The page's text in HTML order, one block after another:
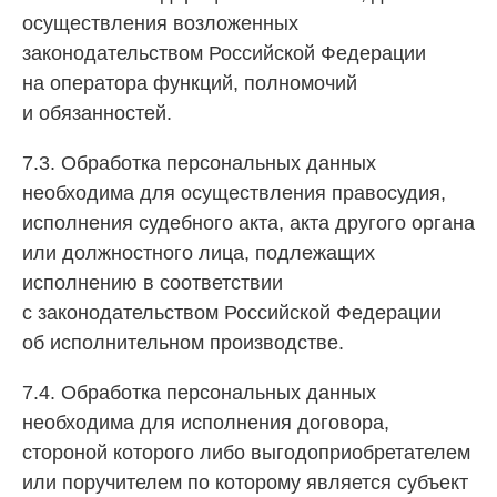
осуществления возложенных
законодательством Российской Федерации
на оператора функций, полномочий
и обязанностей.
7.3. Обработка персональных данных
необходима для осуществления правосудия,
исполнения судебного акта, акта другого органа
или должностного лица, подлежащих
исполнению в соответствии
с законодательством Российской Федерации
об исполнительном производстве.
7.4. Обработка персональных данных
необходима для исполнения договора,
стороной которого либо выгодоприобретателем
или поручителем по которому является субъект